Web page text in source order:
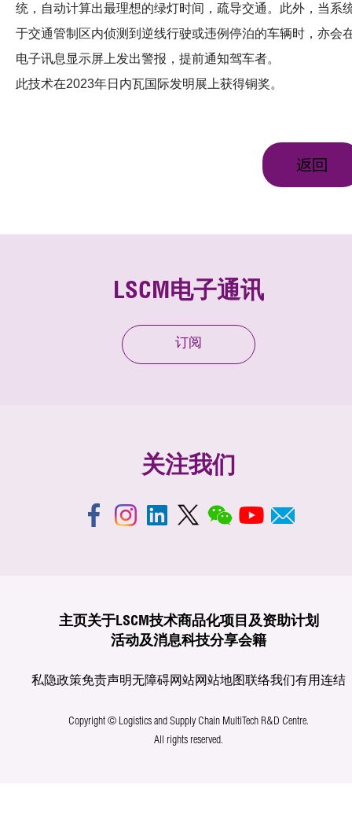
统，自动计算出最理想的绿灯时间，疏导交通。此外，当系
于交通管制区内侦测到逆线行驶或违例停泊的车辆时，亦会
电子讯息显示屏上发出警报，提前通知驾车者。
此技术在2023年日内瓦国际发明展上获得铜奖。
返回
LSCM电子通讯
订阅
关注我们
主页关于LSCM技术商品化项目及资助计划
活动及消息科技分享会籍
私隐政策免责声明无障碍网站网站地图联络我们有用连结
Copyright © Logistics and Supply Chain MultiTech R&D Centre.
All rights reserved.